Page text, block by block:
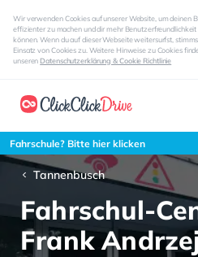
Wir verwenden Cookies auf unserer Website, um deinen
effizienter zu machen und dir mehr Benutzerfreundlichkeit
können. Wenn du auf dieser Webseite weitersurfst,
Einsatz von Cookies zu. Weitere Hinweise zu Cookies
unserenDatenschutzerklärung & Cookie Richtlinie
Fahrschule? Bitte hier klicken
Tannenbusch
Fahrschul-
Frank